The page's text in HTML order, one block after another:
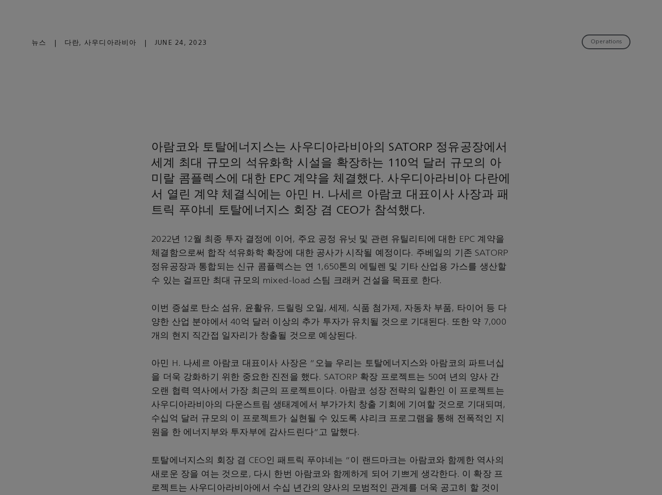
뉴스 다란, 사우디아라비아 JUNE 24, 2023 Operations
아람코와 토탈에너지스는 사우디아라비아의 SATORP 정유공장에서
세계 최대 규모의 석유화학 시설을 확장하는 110억 달러 규모의 아
미랄 콤플렉스에 대한 EPC 계약을 체결했다. 사우디아라비아 다란에
서 열린 계약 체결식에는 아민 H. 나세르 아람코 대표이사 사장과 패
트릭 푸야네 토탈에너지스 회장 겸 CEO가 참석했다.
2022년 12월 최종 투자 결정에 이어, 주요 공정 유닛 및 관련 유틸리티에 대한 EPC 계약을
체결함으로써 합작 석유화학 확장에 대한 공사가 시작될 예정이다. 주베일의 기존 SATORP
정유공장과 통합되는 신규 콤플렉스는 연 1,650톤의 에틸렌 및 기타 산업용 가스를 생산할
수 있는 걸프만 최대 규모의 mixed-load 스팀 크래커 건설을 목표로 한다.
이번 증설로 탄소 섬유, 윤활유, 드릴링 오일, 세제, 식품 첨가제, 자동차 부품, 타이어 등 다
양한 산업 분야에서 40억 달러 이상의 추가 투자가 유치될 것으로 기대된다. 또한 약 7,000
개의 현지 직간접 일자리가 창출될 것으로 예상된다.
아민 H. 나세르 아람코 대표이사 사장은 "오늘 우리는 토탈에너지스와 아람코의 파트너십
을 더욱 강화하기 위한 중요한 진전을 했다. SATORP 확장 프로젝트는 50여 년의 양사 간
오랜 협력 역사에서 가장 최근의 프로젝트이다. 아람코 성장 전략의 일환인 이 프로젝트는
사우디아라비아의 다운스트림 생태계에서 부가가치 창출 기회에 기여할 것으로 기대되며,
수십억 달러 규모의 이 프로젝트가 실현될 수 있도록 샤리크 프로그램을 통해 전폭적인 지
원을 한 에너지부와 투자부에 감사드린다"고 말했다.
토탈에너지스의 회장 겸 CEO인 패트릭 푸야네는 "이 랜드마크는 아람코와 함께한 역사의
새로운 장을 여는 것으로, 다시 한번 아람코와 함께하게 되어 기쁘게 생각한다. 이 확장 프
로젝트는 사우디아라비아에서 수십 년간의 양사의 모범적인 관계를 더욱 공고히 할 것이